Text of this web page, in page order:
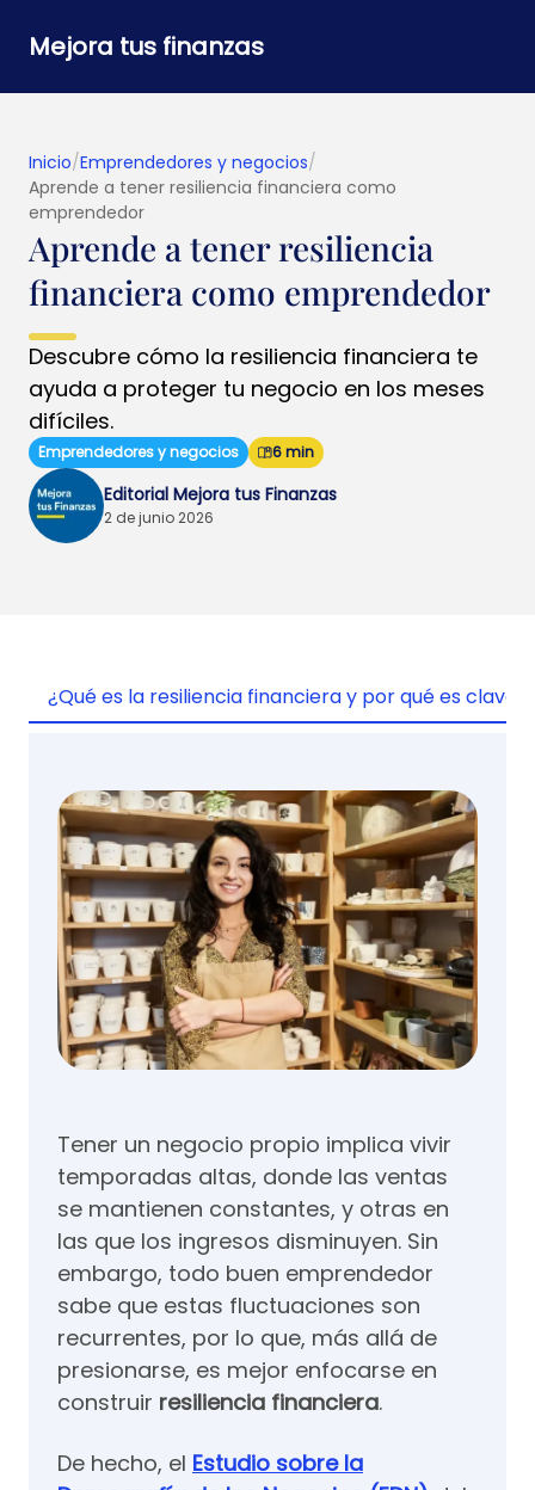
Mejora tus finanzas
Inicio/Emprendedores y negocios/
Aprende a tener resiliencia financiera como
emprendedor
Aprende a tener resiliencia
financiera como emprendedor
Descubre cómo la resiliencia financiera te
ayuda a proteger tu negocio en los meses
difíciles.
Emprendedores y negocios 6 min
Editorial Mejora tus Finanzas
2 de junio 2026
¿Qué es la resiliencia financiera y por qué es clave
Tener un negocio propio implica vivir
temporadas altas, donde las ventas
se mantienen constantes, y otras en
las que los ingresos disminuyen. Sin
embargo, todo buen emprendedor
sabe que estas fluctuaciones son
recurrentes, por lo que, más allá de
presionarse, es mejor enfocarse en
construir resiliencia financiera.
De hecho, el Estudio sobre la